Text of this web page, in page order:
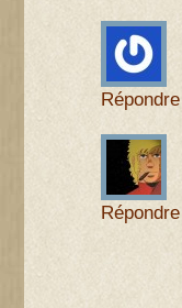
Répondre
Répondre